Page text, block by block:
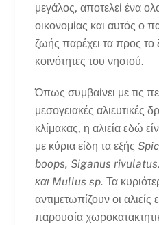
μεγάλος, αποτελεί ένα
οικονομίας και αυτός ο
ζωής παρέχει τα προς το
κοινότητες του νησιού.
Όπως συμβαίνει με τις
μεσογειακές αλιευτικές
κλίμακας, η αλιεία εδώ
με κύρια είδη τα εξής
boops, Siganus
και Mullus sp. Τα
αντιμετωπίζουν οι αλιείς
παρουσία